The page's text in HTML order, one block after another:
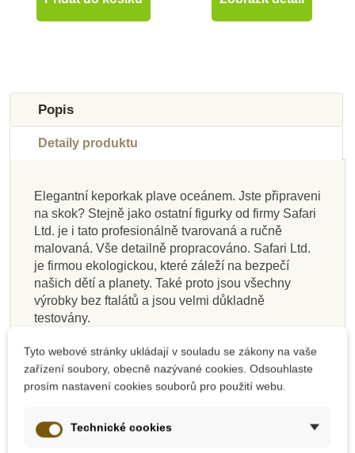
Doporučené
Do školy
Skladem
Safari Ltd. Tuba -
Antarktida
Přidat do košíku
Do školy
Skladem
Safari Ltd. Figurka -
Agama plochohlavá -
Mwanza
Přidat do košíku
Do školy
Skladem
Safari Ltd. Figurka -
Estemmenosuchus
Přidat do košíku
Do školy
Skladem
Safari Ltd. Mládě
tygra bengálského
Přidat do košíku
Do školy
Skladem
Safari Ltd. Exotika -
Good Luck Minis
Funpack
Přidat do košíku
Do školy
Skladem
Safari Ltd. Slon
africký
Přidat do košíku
Do školy
Na dotaz
Safari Ltd. Mládě
geparda
Zobrazit detail
Do školy
Skladem
Safari Ltd. Tuba -
Primáti
Přidat do košíku
Popis
Detaily produktu
Elegantní keporkak plave oceánem. Jste připraveni
na skok? Stejně jako ostatní figurky od firmy Safari
Ltd. je i tato profesionálně tvarovaná a ručně
malovaná. Vše detailně propracováno. Safari Ltd.
je firmou ekologickou, které záleží na bezpečí
našich dětí a planety. Také proto jsou všechny
výrobky bez ftalátů a jsou velmi důkladně
testovány.
Keporkak má zavalité tělo a tukový polštářek u
báze hřbetní ploutve, jež má různý tvar, od skoro
délky těla s hlavou.
Tyto webové stránky ukládají v souladu se zákony na vaše
zařízení soubory, obecně nazývané cookies. Odsouhlaste
prosím nastavení cookies souborů pro použití webu.
Technické cookies